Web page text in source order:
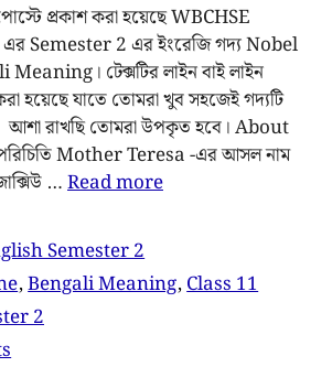
পোস্টে প্রকাশ করা হয়েছে WBCHSE
এর Semester 2 এর ইংরেজি গদ্য Nobel
টেক্সটির লাইন বাই লাইন
হয়েছে যাতে তোমরা খুব সহজেই গদ্যটি
রাখছি তোমরা উপকৃত হবে। About
Mother Teresa -এর আসল নাম
…Read more
Semester 2
,Bengali Meaning,Class 11
2